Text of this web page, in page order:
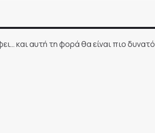
και αυτή τη φορά θα είναι πιο δυνατό